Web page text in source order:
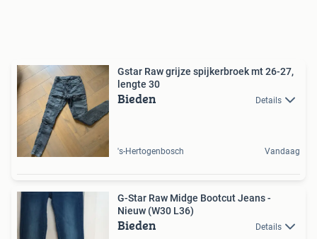
Gstar Raw grijze spijkerbroek mt 26-27,
lengte 30
Bieden Details
's-Hertogenbosch Vandaag
G-Star Raw Midge Bootcut Jeans -
Nieuw (W30 L36)
Bieden Details